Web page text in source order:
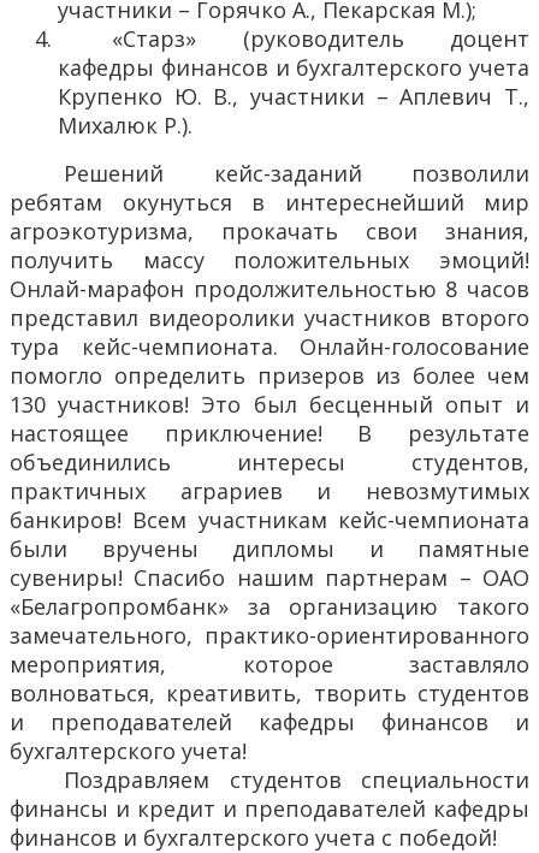
участники – Горячко А., Пекарская М.);
«Старз» (руководитель доцент
кафедры финансов и бухгалтерского учета
Крупенко Ю. В., участники – Аплевич Т.,
Михалюк Р.).
Решений кейс-заданий позволили
ребятам окунуться в интереснейший мир
агроэкотуризма, прокачать свои знания,
получить массу положительных эмоций!
Онлай-марафон продолжительностью 8 часов
представил видеоролики участников второго
тура кейс-чемпионата. Онлайн-голосование
помогло определить призеров из более чем
130 участников! Это был бесценный опыт и
настоящее приключение! В результате
объединились интересы студентов,
практичных аграриев и невозмутимых
банкиров! Всем участникам кейс-чемпионата
были вручены дипломы и памятные
сувениры! Спасибо нашим партнерам – ОАО
«Белагропромбанк» за организацию такого
замечательного, практико-ориентированного
мероприятия, которое заставляло
волноваться, креативить, творить студентов
и преподавателей кафедры финансов и
бухгалтерского учета!
Поздравляем студентов специальности
финансы и кредит и преподавателей кафедры
финансов и бухгалтерского учета с победой!